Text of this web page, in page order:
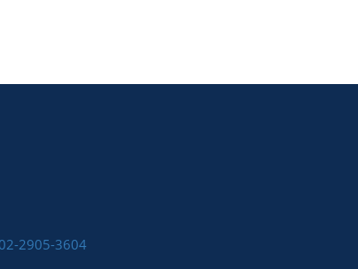
2905-3604